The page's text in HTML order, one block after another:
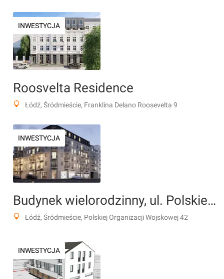
INWESTYCJA
Roosvelta Residence
Łódź, Śródmieście, Franklina Delano Roosevelta 9
INWESTYCJA
Budynek wielorodzinny, ul. Polskiej Organizacji Wojskowej 42
Łódź, Śródmieście, Polskiej Organizacji Wojskowej 42
INWESTYCJA